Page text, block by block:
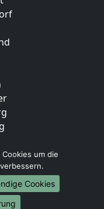
um die
Cookies